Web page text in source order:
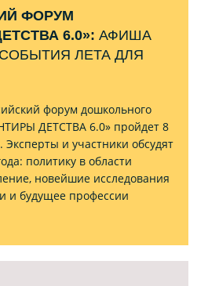
ФОРУМ
6.0»: АФИША
ЛЕТА ДЛЯ
форум дошкольного
ДЕТСТВА 6.0» пройдет 8
Эксперты и участники обсудят
политику в области
новейшие исследования
и будущее профессии